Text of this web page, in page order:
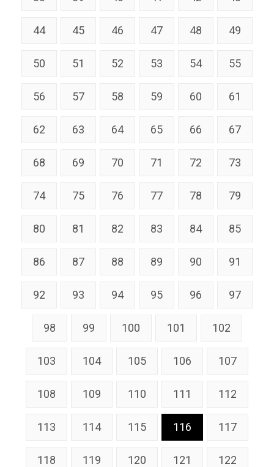
44 45 46 47 48 49
50 51 52 53 54 55
56 57 58 59 60 61
62 63 64 65 66 67
68 69 70 71 72 73
74 75 76 77 78 79
80 81 82 83 84 85
86 87 88 89 90 91
92 93 94 95 96 97
98 99 100 101 102
103 104 105 106 107
108 109 110 111 112
113 114 115 116 117
118 119 120 121 122